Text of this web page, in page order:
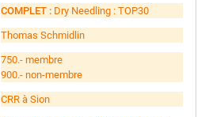
COMPLET : Dry Needling : TOP30
Thomas Schmidlin
750.- membre
900.- non-membre
CRR à Sion